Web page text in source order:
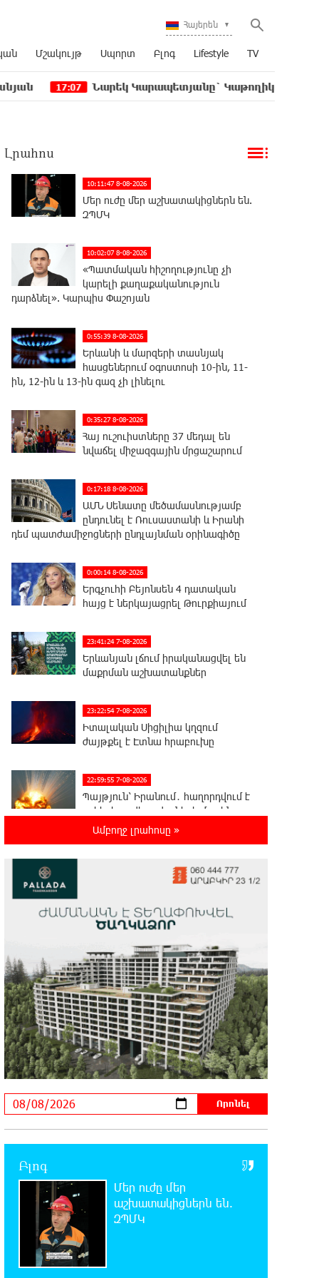
Հայերեն
Մշակույթ Սպորտ Բլոգ Lifestyle TV
Նարեկ Կարապետյանը` Կաթողիկոսին հեռացնել
Լրահոս
10:11:47 8-08-2026
Մեր ուժը մեր աշխատակիցներն են.
ԶՊՄԿ
10:02:07 8-08-2026
«Պատմական հիշողությունը չի
կարելի քաղաքականություն
դարձնել». Կարպիս Փաշոյան
0:55:39 8-08-2026
Երևանի և մարզերի տասնյակ
հասցեներում օգոստոսի 10-ին, 11-
ին, 12-ին և 13-ին գազ չի լինելու
0:35:27 8-08-2026
Հայ ուշուիստները 37 մեդալ են
նվաճել միջազգային մրցաշարում
0:17:18 8-08-2026
ԱՄՆ Սենատը մեծամասնությամբ
ընդունել է Ռուսաստանի և Իրանի
դեմ պատժամիջոցների ընդլայնման օրինագիծը
0:00:14 8-08-2026
Երգչուհի Բեյոնսեն ​​4 դատական
հայց է ներկայացրել Թուրքիայում
23:41:24 7-08-2026
Երևանյան լճում իրականացվել են
մաքրման աշխատանքներ
23:22:54 7-08-2026
Իտալական Սիցիլիա կղզում
ժայթքել է Էտնա հրաբուխը
22:59:55 7-08-2026
Պայթյուն՝ Իրանում․ հաղորդվում է
զոհերի ու վիրավորների մասին
«Ռեալը» հայտարարել է
Դիոմանդեի տրանսֆերի մասին
22:21:15 7-08-2026
Cherokee»-ն և «Toyota Camry»-ն
22:03:58 7-08-2026
Մասկը մերժել է Կիևի խնդրանքը՝
օգտագործել Starlink-ը
Ռուսաստանի դեմ հարվшծները կառավարելու
համար
Երևանում և մարզերում
էլեկտրաէներգիայի ընդհատումներ
կլինեն
Ստեփանավանում ռուս կին է
փորձել ինքնասպան լինել
ԵԱՏՄ֊ն չի ուզում, որ իր
միջոցներով զարգանա Հայաստանի
Ամբողջ լրահոսը »
Բլոգ
Մեր ուժը մեր
աշխատակիցներն են.
ԶՊՄԿ